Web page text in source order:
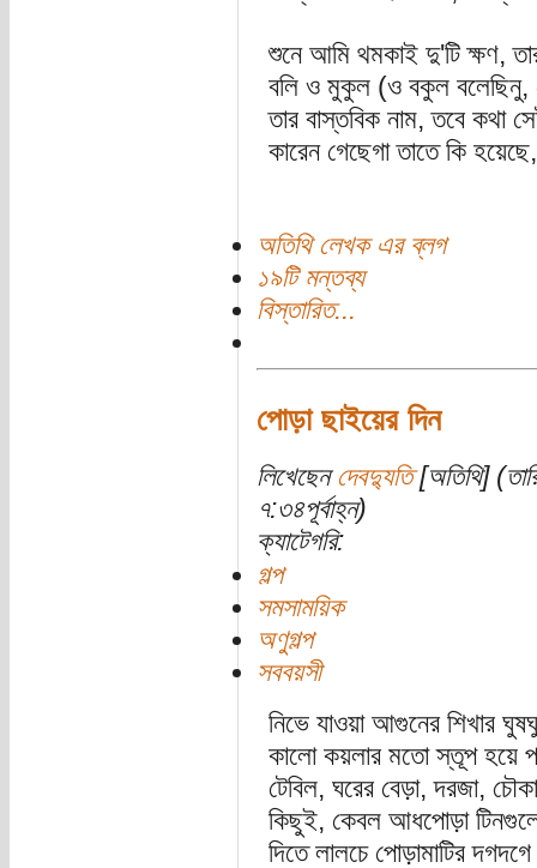
শুনে আমি থমকাই দু'টি ক্ষণ,
বলি ও মুকুল (ও বকুল বলেছিনু,
তার বাস্তবিক নাম, তবে কথা
কারেন গেছেগা তাতে কি
অতিথি লেখক এর ব্লগ
১৯টি মন্তব্য
বিস্তারিত...
পোড়া ছাইয়ের দিন
লিখেছেন দেবদ্যুতি[অতিথি]
৭:৩৪পূর্বাহ্ন)
ক্যাটেগরি:
গল্প
সমসাময়িক
অণুগল্প
সববয়সী
নিভে যাওয়া আগুনের শিখার
কালো কয়লার মতো স্তূপ হয়ে
টেবিল, ঘরের বেড়া, দরজা,
কিছুই, কেবল আধপোড়া
দিতে লালচে পোড়ামাটির